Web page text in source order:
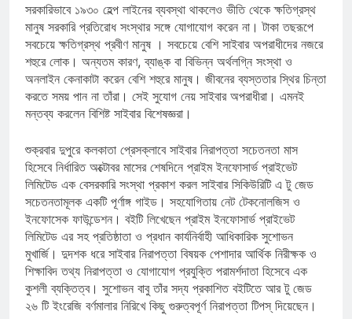
সরকারিভাবে ১৯৩০ হেল্প লাইনের ব্যবস্থা থাকলেও ভীতি থেকে ক্ষতিগ্রস্থ
মানুষ সরকারি প্রতিরোধ সংস্থার সঙ্গে যোগাযোগ করেন না। টাকা তছরূপে
সবচেয়ে ক্ষতিগ্রস্থ প্রবীণ মানুষ । সবচেয়ে বেশি সাইবার অপরাধীদের নজরে
শহুরে লোক। অন্যতম কারণ, ব্যাঙ্ক বা বিভিন্ন অর্থলগ্নি সংস্থা ও
অনলাইন কেনাকাটা করেন বেশি শহুরে মানুষ। জীবনের ব্যস্ততার স্থির চিন্তা
করতে সময় পান না তাঁরা। সেই সুযোগ নেয় সাইবার অপরাধীরা। এমনই
মন্তব্য করলেন বিশিষ্ট সাইবার বিশেষজ্ঞরা।
শুক্রবার দুপুরে কলকাতা প্রেসক্লাবে সাইবার নিরাপত্তা সচেতনতা মাস
হিসেবে নির্ধারিত অক্টোবর মাসের শেষদিনে প্রাইম ইনফোসার্ভ প্রাইভেট
লিমিটেড এক বেসরকারি সংস্থা প্রকাশ করল সাইবার সিকিউরিটি এ টু জেড
সচেতনতামূলক একটি পূর্ণাঙ্গ গাইড। সহযোগিতায় নেট টেকনোলজিস ও
ইনফোসেক ফাউন্ডেশন। বইটি লিখেছেন প্রাইম ইনফোসার্ভ প্রাইভেট
লিমিটেড এর সহ প্রতিষ্ঠাতা ও প্রধান কার্যনির্বাহী আধিকারিক সুশোভন
মুখার্জি। দুদশক ধরে সাইবার নিরাপত্তা বিষয়ক পেশাদার আর্থিক নিরীক্ষক ও
শিক্ষাবিদ তথ্য নিরাপত্তা ও যোগাযোগ প্রযুক্তি পরামর্শদাতা হিসেবে এক
কুশলী ব্যক্তিত্ব। সুশোভন বাবু তাঁর সদ্য প্রকাশিত বইটিতে আর টু জেড
২৬ টি ইংরেজি বর্ণমালার নিরিখে কিছু গুরুত্বপূর্ণ নিরাপত্তা টিপস্ দিয়েছেন।